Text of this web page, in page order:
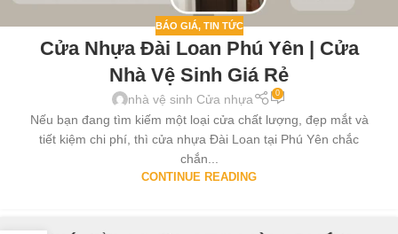
BÁO GIÁ, TIN TỨC
Cửa Nhựa Đài Loan Phú Yên | Cửa
Nhà Vệ Sinh Giá Rẻ
nhà vệ sinh Cửa nhựa 0
Nếu bạn đang tìm kiếm một loại cửa chất lượng, đẹp mắt và
tiết kiệm chi phí, thì cửa nhựa Đài Loan tại Phú Yên chắc
chắn...
CONTINUE READING